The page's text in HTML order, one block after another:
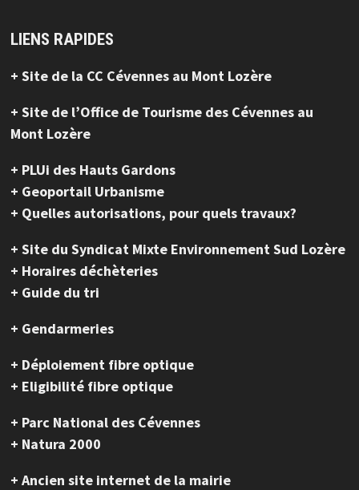
LIENS RAPIDES
+ Site de la CC Cévennes au Mont Lozère
+ Site de l’Office de Tourisme des Cévennes au
Mont Lozère
+ PLUi des Hauts Gardons
+ Geoportail Urbanisme
+ Quelles autorisations, pour quels travaux?
+ Site du Syndicat Mixte Environnement Sud Lozère
+ Horaires déchèteries
+ Guide du tri
+ Gendarmeries
+ Déploiement fibre optique
+ Eligibilité fibre optique
+ Parc National des Cévennes
+ Natura 2000
+ Ancien site internet de la mairie